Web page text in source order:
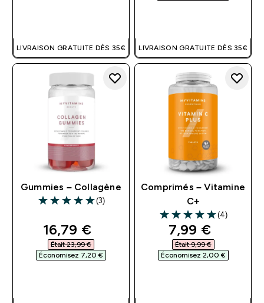
LIVRAISON GRATUITE DÈS 35€ LIVRAISON GRATUITE DÈS 35€
Gummies – Collagène
5 out of 5 stars
(3)
discounted price
16,79 €‎
Était 23,99 €‎
Économisez 7,20 €‎
Comprimés – Vitamine
C+
5 out of 5 stars
(4)
discounted
7,99 €‎
Était 9,99 €‎
Économisez 2,00 €‎